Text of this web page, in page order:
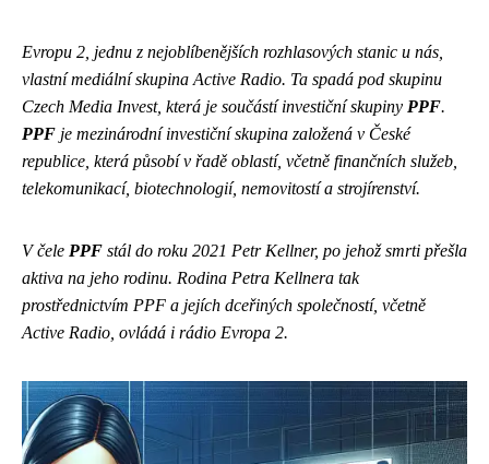
Evropu 2, jednu z nejoblíbenějších rozhlasových stanic u nás,
vlastní mediální skupina Active Radio. Ta spadá pod skupinu
Czech Media Invest, která je součástí investiční skupiny PPF.
PPF je mezinárodní investiční skupina založená v České
republice, která působí v řadě oblastí, včetně finančních služeb,
telekomunikací, biotechnologií, nemovitostí a strojírenství.
V čele PPF stál do roku 2021 Petr Kellner, po jehož smrti přešla
aktiva na jeho rodinu. Rodina Petra Kellnera tak
prostřednictvím PPF a jejích dceřiných společností, včetně
Active Radio, ovládá i rádio Evropa 2.